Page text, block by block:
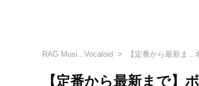
RAG Musi...Vocaloid 【定番から最新ま...
【定番から最新まで】